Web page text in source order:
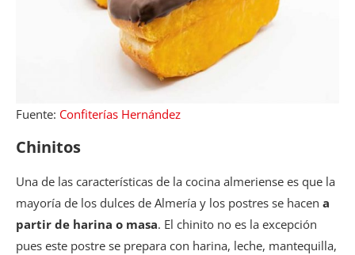
Fuente: Confiterías Hernández
Chinitos
Una de las características de la cocina almeriense es que la
mayoría de los dulces de Almería y los postres se hacen a
partir de harina o masa. El chinito no es la excepción
pues este postre se prepara con harina, leche, mantequilla,